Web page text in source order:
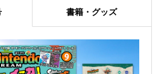
書籍・グッズ